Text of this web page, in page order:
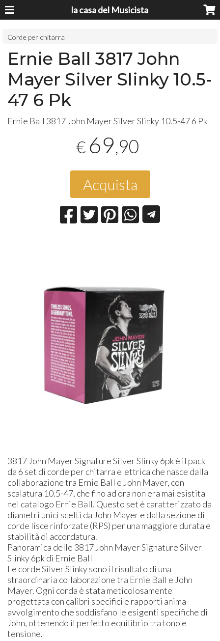
la casa del Musicista
Corde per chitarra
Ernie Ball 3817 John
Mayer Silver Slinky 10.5-
47 6 Pk
Ernie Ball 3817 John Mayer Silver Slinky 10.5-47 6 Pk
€ 69,90
Acquista
3817 John Mayer Signature Silver Slinky 6pk è il pack
da 6 set di corde per chitarra elettrica che nasce dalla
collaborazione tra Ernie Ball e John Mayer, con
scalatura 10.5-47, che fino ad ora non era mai esistita
nel catalogo Ernie Ball. Questo set è caratterizzato da
diametri unici scelti da John Mayer e dalla sezione di
corde lisce rinforzate (RPS) per una maggiore durata e
stabilità di accordatura.
Panoramica delle 3817 John Mayer Signature Silver
Slinky 6pk di Ernie Ball
Le corde Silver Slinky sono il risultato di una
straordinaria collaborazione tra Ernie Ball e John
Mayer. Ogni corda è stata meticolosamente
progettata con calibri specifici e rapporti anima-
avvolgimento che soddisfano le esigenti specifiche di
John, ottenendo il perfetto equilibrio tra tono e
tensione.